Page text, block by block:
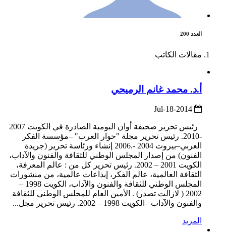
العدد 200
مقالات الكاتب
أ.د. محمد غانم الرميحي
رئيس تحرير صحيفة أوان اليومية الصادرة في الكويت 2007
-2010. رئيس تحرير مجلة "حوار العرب" –مؤسسة الفكر
العربي–بيروت 2004 -.2006 إنشاء ورئاسة تحرير (جريدة
الفنون) من إصدار المجلس الوطني للثقافة والفنون والآداب،
الكويت 2001 – 2002. رئيس تحرير كل من : عالم المعرفة،
الثقافة العالمية، عالم الفكر، إبداعات عالمية، من منشورات
المجلس الوطني للثقافة والفنون والآداب، الكويت 1998 –
2002 ( لازالت تصدر) . الأمين العام للمجلس الوطني للثقافة
والفنون والآداب –الكويت 1998 – 2002. رئيس تحرير مجل...
المزيد